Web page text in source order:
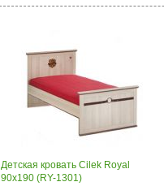
Детская кровать Cilek Royal
90x190 (RY-1301)